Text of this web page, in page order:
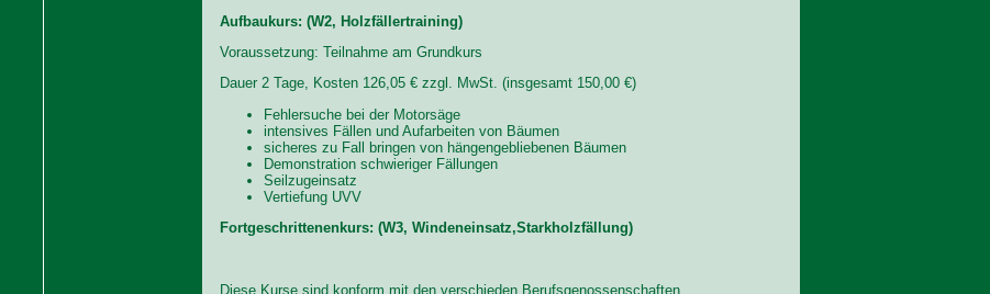
Aufbaukurs: (W2, Holzfällertraining)
Voraussetzung: Teilnahme am Grundkurs
Dauer 2 Tage, Kosten 126,05 € zzgl. MwSt. (insgesamt 150,00 €)
Fehlersuche bei der Motorsäge
intensives Fällen und Aufarbeiten von Bäumen
sicheres zu Fall bringen von hängengebliebenen Bäumen
Demonstration schwieriger Fällungen
Seilzugeinsatz
Vertiefung UVV
Fortgeschrittenenkurs: (W3, Windeneinsatz,Starkholzfällung)
Diese Kurse sind konform mit den verschieden Berufsgenossenschaften.